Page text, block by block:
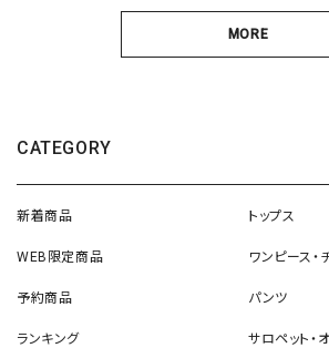
MORE
CATEGORY
新着商品
WEB限定商品
予約商品
ランキング
トップス
ワンピース・
パンツ
サロペット・